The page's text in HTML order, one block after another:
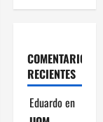
COMENTARIOS
RECIENTES
Eduardo en